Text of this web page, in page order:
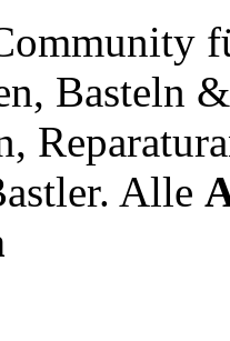
Basteln
Alle